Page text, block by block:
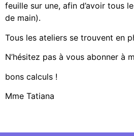
feuille sur une, afin d’avoir tous
de main).
Tous les ateliers se trouvent en
N’hésitez pas à vous abonner à
bons calculs !
Mme Tatiana